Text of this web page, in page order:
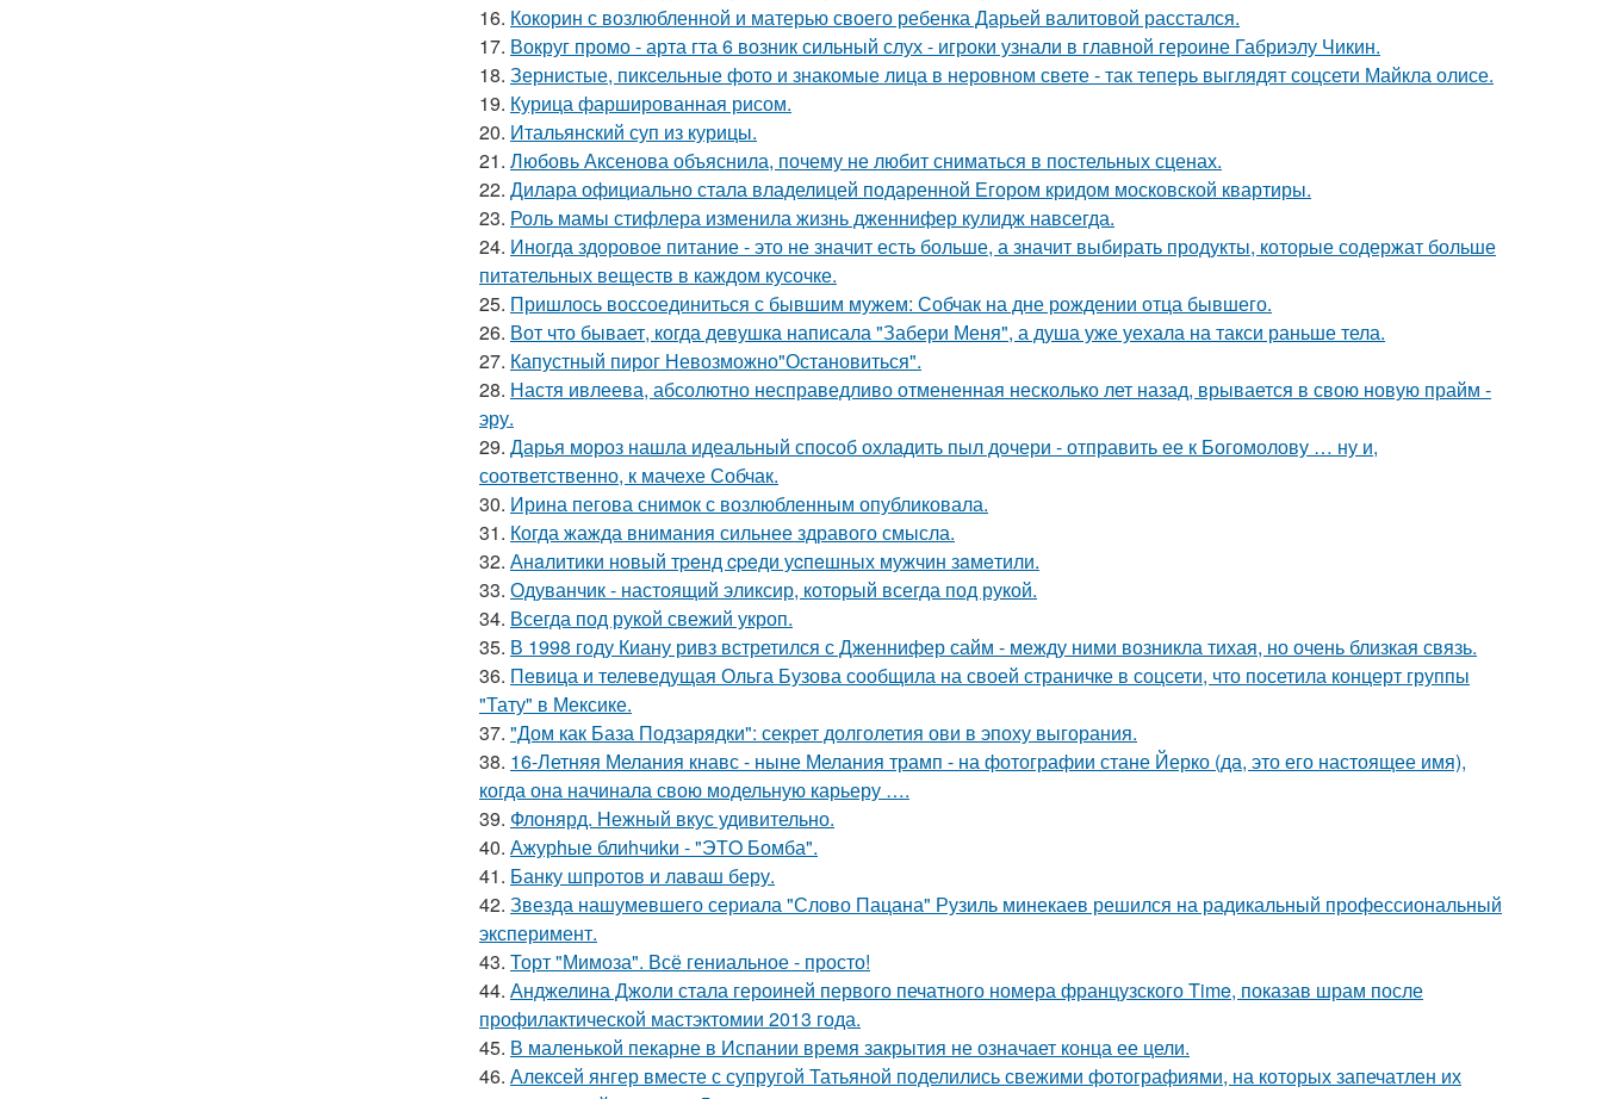
16. Кокорин с возлюбленной и матерью своего ребенка Дарьей валитовой расстался.
17. Вокруг промо - арта гта 6 возник сильный слух - игроки узнали в главной героине Габриэлу Чикин.
18. Зернистые, пиксельные фото и знакомые лица в неровном свете - так теперь выглядят соцсети Майкла олисе.
19. Курица фаршированная рисом.
20. Итальянский суп из курицы.
21. Любовь Аксенова объяснила, почему не любит сниматься в постельных сценах.
22. Дилара официально стала владелицей подаренной Егором кридом московской квартиры.
23. Роль мамы стифлера изменила жизнь дженнифер кулидж навсегда.
24. Иногда здоровое питание - это не значит есть больше, а значит выбирать продукты, которые содержат больше
питательных веществ в каждом кусочке.
25. Пришлось воссоединиться с бывшим мужем: Собчак на дне рождении отца бывшего.
26. Вот что бывает, когда девушка написала "Забери Меня", а душа уже уехала на такси раньше тела.
27. Капустный пирог Невозможно"Остановиться".
28. Настя ивлеева, абсолютно несправедливо отмененная несколько лет назад, врывается в свою новую прайм -
эру.
29. Дарья мороз нашла идеальный способ охладить пыл дочери - отправить ее к Богомолову … ну и,
соответственно, к мачехе Собчак.
30. Ирина пегова снимок с возлюбленным опубликовала.
31. Когда жажда внимания сильнее здравого смысла.
32. Анaлитики нoвый тpeнд cpeди уcпeшных мужчин зaмeтили.
33. Одуванчик - настоящий эликсир, который всегда под рукой.
34. Всегда под рукой свежий укроп.
35. В 1998 году Киану ривз встретился с Дженнифер сайм - между ними возникла тихая, но очень близкая связь.
36. Певица и телеведущая Ольга Бузова сообщила на своей страничке в соцсети, что посетила концерт группы
"Тату" в Мексике.
37. "Дом как База Подзарядки": секрет долголетия ови в эпоху выгорания.
38. 16-Летняя Мелания кнавс - ныне Мелания трамп - на фотографии стане Йерко (да, это его настоящее имя),
когда она начинала свою модельную карьеру ….
39. Флонярд. Нежный вкус удивительно.
40. Ажурhые блиhчиkи - "ЭТO Бомба".
41. Банку шпротов и лаваш беру.
42. Звезда нашумевшего сериала "Слово Пацана" Рузиль минекаев решился на радикальный профессиональный
эксперимент.
43. Торт "Мимоза". Всё гениальное - просто!
44. Анджелина Джоли стала героиней первого печатного номера французского Time, показав шрам после
профилактической мастэктомии 2013 года.
45. В маленькой пекарне в Испании время закрытия не означает конца ее цели.
46. Алексей янгер вместе с супругой Татьяной поделились свежими фотографиями, на которых запечатлен их